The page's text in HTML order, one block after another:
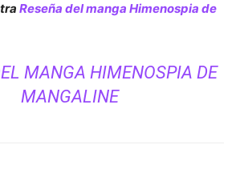
Reseña del manga Himenospia de
MANGA HIMENOSPIA DE
MANGALINE